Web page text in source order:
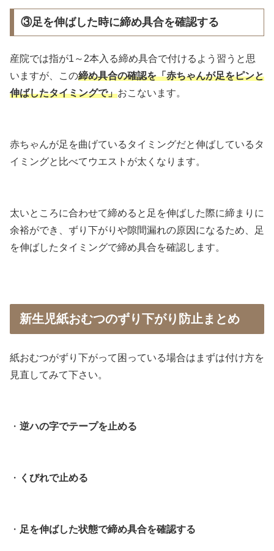
③足を伸ばした時に締め具合を確認する
産院では指が1～2本入る締め具合で付けるよう習うと思
いますが、この締め具合の確認を「赤ちゃんが足をピンと
伸ばしたタイミングで」おこないます。
赤ちゃんが足を曲げているタイミングだと伸ばしているタ
イミングと比べてウエストが太くなります。
太いところに合わせて締めると足を伸ばした際に締まりに
余裕ができ、ずり下がりや隙間漏れの原因になるため、足
を伸ばしたタイミングで締め具合を確認します。
新生児紙おむつのずり下がり防止まとめ
紙おむつがずり下がって困っている場合はまずは付け方を
見直してみて下さい。
・ 逆ハの字でテープを止める
・ くびれで止める
・ 足を伸ばした状態で締め具合を確認する